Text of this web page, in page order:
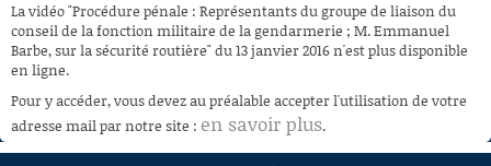
À LA DEMANDE
RECHERCHE
AIDE À LA DÉCOUPE
DE VIDÉOS
La vidéo "Procédure pénale : Représentants du groupe de liaison du
conseil de la fonction militaire de la gendarmerie ; M. Emmanuel
Barbe, sur la sécurité routière" du 13 janvier 2016 n'est plus disponible
en ligne.
Pour y accéder, vous devez au préalable accepter l'utilisation de votre
adresse mail par notre site : en savoir plus.